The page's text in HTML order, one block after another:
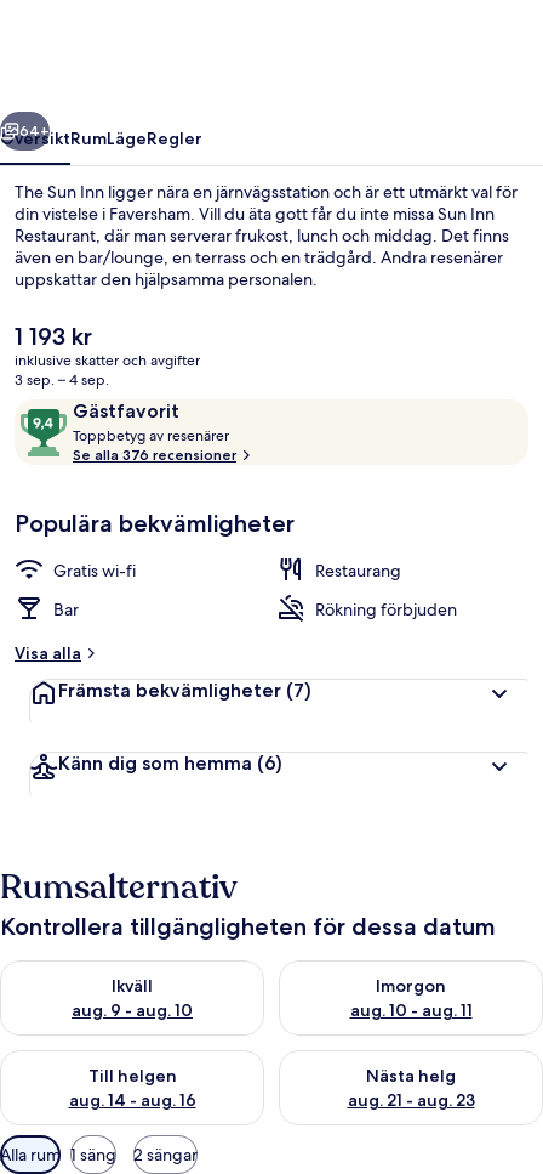
Nästa
64+
ÖversiktRumLägeRegler
The Sun Inn ligger nära en järnvägsstation och är ett utmärkt val för
din vistelse i Faversham. Vill du äta gott får du inte missa Sun Inn
Restaurant, där man serverar frukost, lunch och middag. Det finns
även en bar/lounge, en terrass och en trädgård. Andra resenärer
uppskattar den hjälpsamma personalen.
Det
nuvarande
priset
1 193 kr
1 193 kr
inklusive skatter och avgifter
3 sep. – 4 sep.
RecensionerGästfavorit
9,4
av
10,
Toppbetyg av resenärer
o
b
v
s
r
Se alla 376 recensioner
Populära bekvämligheter
Gratis wi-fi
Restaurang
Bar
Rökning förbjuden
Visa alla
Främsta bekvämligheter (7)
Känn dig som hemma (6)
Rumsalternativ
Kontrollera tillgängligheten för dessa datum
Ikväll
aug. 9 - aug. 10
Kontrollera tillgängligheten för ikväll aug. 9 - aug. 10
Imorgon
aug. 10 - aug. 11
Kontrollera tillgängligheten
Till helgen
aug. 14 - aug. 16
Kontrollera tillgängligheten för den här helgen aug. 14 - aug.
Nästa helg
aug. 21 - aug. 23
Kontrollera tillgängligheten
Tillgängliga
Alla rum 1 säng 2 sängar